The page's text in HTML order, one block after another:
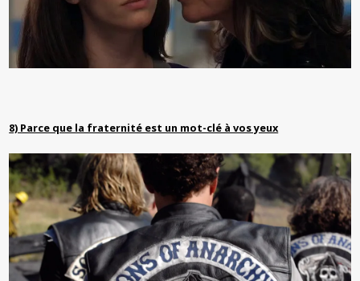
8) Parce que la fraternité est un mot-clé à vos yeux